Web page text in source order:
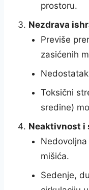
prostoru.
Nezdrava
Previše
zasićenih
Toksični
sredine)
Neaktivnost i
mišića.
Sedenje,